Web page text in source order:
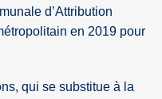
d’Attribution
en 2019 pour
qui se substitue à la